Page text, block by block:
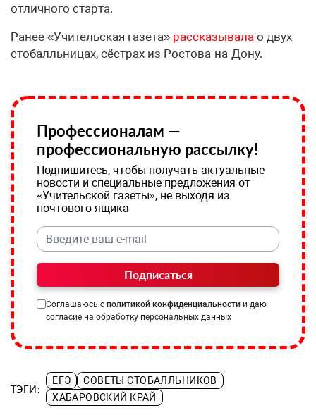
отличного старта.
Ранее «Учительская газета» рассказывала о двух
стобалльницах, сёстрах из Ростова-на-Дону.
Профессионалам —
профессиональную рассылку!
Подпишитесь, чтобы получать актуальные
новости и специальные предложения от
«Учительской газеты», не выходя из
почтового ящика
Подписаться
Соглашаюсь с политикой конфиденциальности и даю
согласие на обработку персональных данных
ТЭГИ:
ЕГЭ
СОВЕТЫ СТОБАЛЛЬНИКОВ
ХАБАРОВСКИЙ КРАЙ